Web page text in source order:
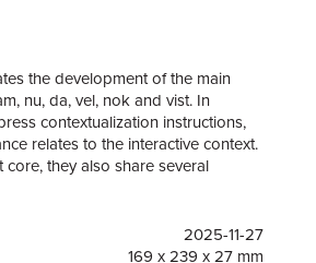
the development of the main
nu, da, vel, nok and vist. In
contextualization instructions,
relates to the interactive context.
they also share several
in the pre-field, they occupy
an answer alone. Finally, the
whose members share
2025-11-27
169 x 239 x 27 mm